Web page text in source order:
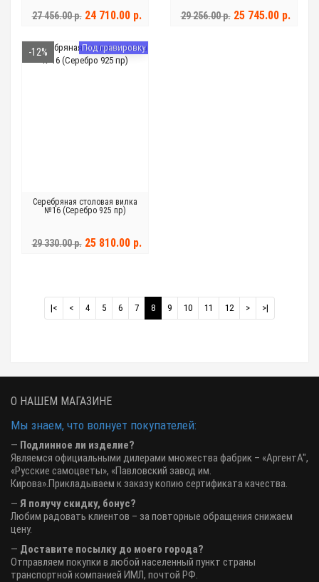
27 456.00 р. 24 710.00 р. 29 256.00 р. 25 745.00 р.
Под гравировку
-12%
Серебряная столовая вилка
№16 (Серебро 925 пр)
29 330.00 р. 25 810.00 р.
|< < 4 5 6 7 8 9 10 11 12 > >|
О НАШЕМ МАГАЗИНЕ
Мы знаем, что волнует покупателей:
— Подлинное ли изделие?
Являемся официальными дилерами множества фабрик – «АргентА",
«Русские самоцветы», «Павловский завод им.
Кирова».Прикладываем к заказу копию сертификата качества.
— Я получу скидку, бонус?
Любим радовать клиентов – за повторные обращения снижаем
цену.
— Доставите посылку до моего города?
Отправляем покупки в любой населенный пункт страны
транспортной компанией ИМЛ, почтой РФ.